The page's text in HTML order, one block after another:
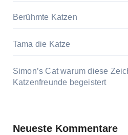
Berühmte Katzen
Tama die Katze
Simon’s Cat warum diese
Katzenfreunde begeistert
Neueste Kommentare